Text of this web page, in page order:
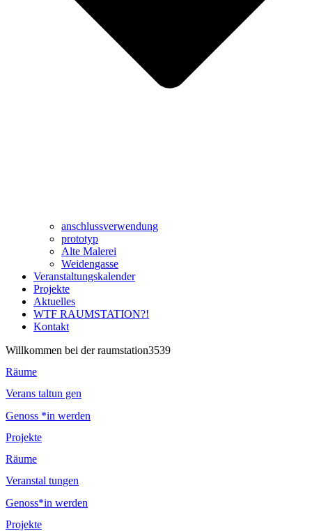
anschlussverwendung
prototyp
Alte Malerei
Weidengasse
Veranstaltungskalender
Projekte
Aktuelles
WTF RAUMSTATION?!
Kontakt
Willkommen bei der raumstation3539
Räume
Verans taltun gen
Genoss *in werden
Projekte
Räume
Veranstal tungen
Genoss*in werden
Projekte